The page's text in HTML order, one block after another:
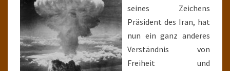
seines Zeichens
Präsident des Iran, hat
nun ein ganz anderes
Verständnis von
Freiheit und